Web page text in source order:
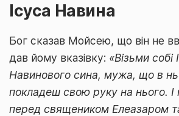
Ісуса Навина
Бог сказав Мойсею, що він не
дав йому вказівку: «Візьми собі
Навинового сина, мужа, що в
покладеш свою руку на нього. І
перед священиком Елеазаром